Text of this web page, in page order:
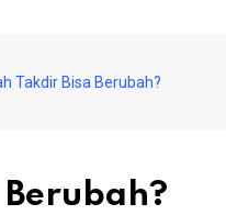
Takdir Bisa Berubah?